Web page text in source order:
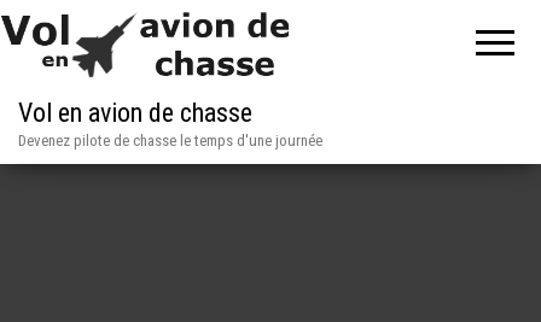
Vol en avion de chasse
Devenez pilote de chasse le temps d'une journée